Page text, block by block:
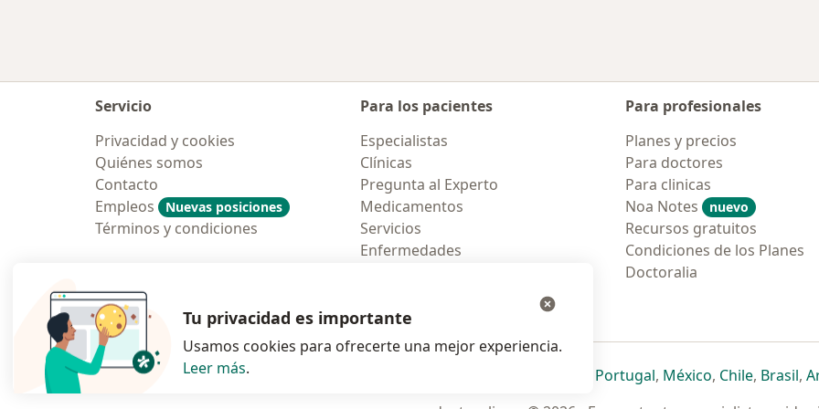
Servicio
Privacidad y cookies
Quiénes somos
Contacto
Empleos
Nuevas posiciones
Términos y condiciones
Para los pacientes
Especialistas
Clínicas
Pregunta al Experto
Medicamentos
Servicios
Enfermedades
Para profesionales
Planes y precios
Para doctores
Para clinicas
Noa Notes
nuevo
Recursos gratuitos
Condiciones de los Planes
Doctoralia
Polska se abre en una nueva pestaña
se abre en una nueva pestaña
se abre en una nueva pestaña
se abre en una nueva pestaña
Portugalse abre en una nueva
, Méxicose abre en una
, Chilese abre
, Brasilse
,
Tu privacidad es importante
Usamos cookies para ofrecerte una mejor experiencia.
Leer más.